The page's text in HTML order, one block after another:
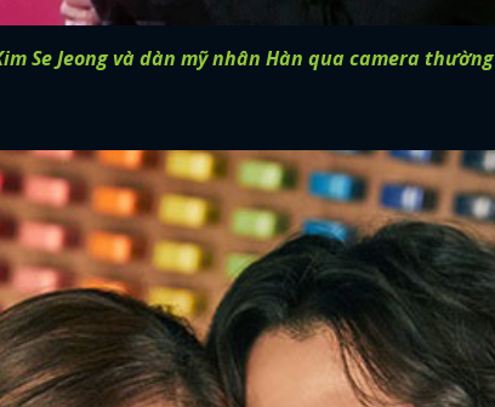
Se Jeong và dàn mỹ nhân Hàn qua camera thường